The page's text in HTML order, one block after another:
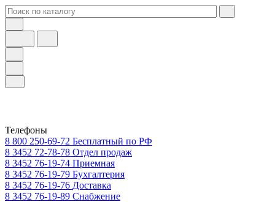
Телефоны
8 800 250-69-72 Бесплатный по РФ
8 3452 72-78-78 Отдел продаж
8 3452 76-19-74 Приемная
8 3452 76-19-79 Бухгалтерия
8 3452 76-19-76 Доставка
8 3452 76-19-89 Снабжение